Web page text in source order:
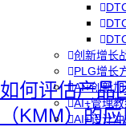
创新增长
PLG增长
AI+创新
AI+管理
AI+设计
如何评估产品
（KMM）的应